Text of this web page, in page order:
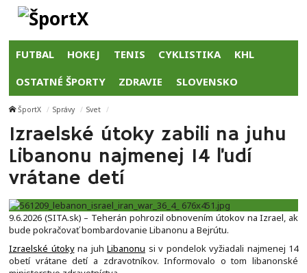
FUTBAL HOKEJ TENIS CYKLISTIKA KHL
OSTATNÉ ŠPORTY ZDRAVIE SLOVENSKO
ŠportX Správy Svet
Izraelské útoky zabili na juhu
Libanonu najmenej 14 ľudí
vrátane detí
9.6.2026 (SITA.sk) – Teherán pohrozil obnovením útokov na Izrael, ak
bude pokračovať bombardovanie Libanonu a Bejrútu.
Izraelské útokyna juh Libanonu si v pondelok vyžiadali najmenej 14
obetí vrátane detí a zdravotníkov. Informovalo o tom libanonské